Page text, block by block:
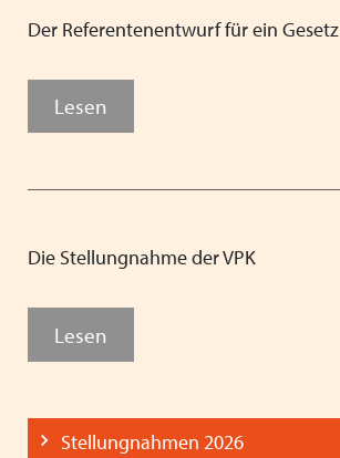
Der Referentenentwurf für ein Gesetz
Lesen
Die Stellungnahme der VPK
Lesen
Stellungnahmen 2026